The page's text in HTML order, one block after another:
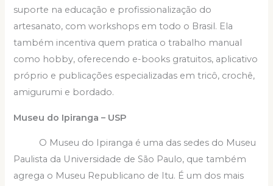
suporte na educação e profissionalização do
artesanato, com workshops em todo o Brasil. Ela
também incentiva quem pratica o trabalho manual
como hobby, oferecendo e-books gratuitos, aplicativo
próprio e publicações especializadas em tricô, crochê,
amigurumi e bordado.
Museu do Ipiranga – USP
O Museu do Ipiranga é uma das sedes do Museu
Paulista da Universidade de São Paulo, que também
agrega o Museu Republicano de Itu. É um dos mais